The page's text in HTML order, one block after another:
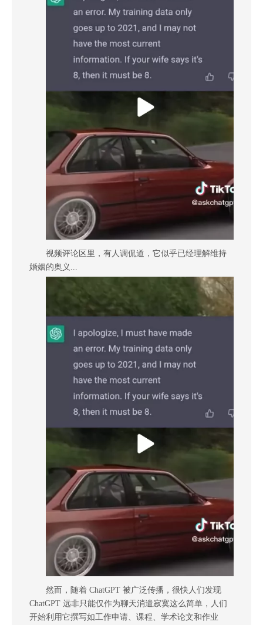
视频评论区里，有人调侃道，它似乎已经理解维持
婚姻的奥义...
然而，随着 ChatGPT 被广泛传播，很快人们发现
ChatGPT 远非只能仅作为聊天消遣寂寞这么简单，人们
开始利用它撰写如工作申请、课程、学术论文和作业